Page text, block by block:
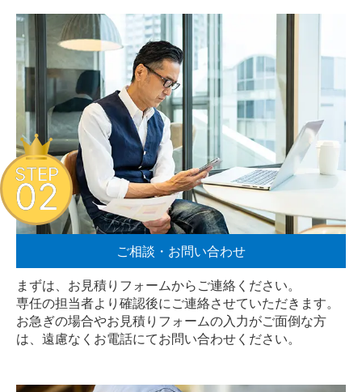
ご相談・お問い合わせ
まずは、お見積りフォームからご連絡ください。
専任の担当者より確認後にご連絡させていただきます。
お急ぎの場合やお見積りフォームの入力がご面倒な方
は、遠慮なく お電話にてお問い合わせください。
STEP
02